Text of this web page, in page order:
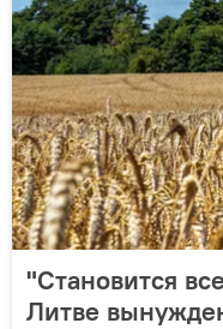
"Становится
Литве